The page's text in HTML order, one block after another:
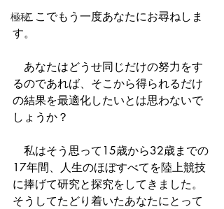
極秘
ここでもう一度あなたにお尋ねしま
す。
あなたはどうせ同じだけの努力をす
るのであれば、そこから得られるだけ
の結果を最適化したいとは思わないで
しょうか？
私はそう思って15歳から32歳までの
17年間、人生のほぼすべてを陸上競技
に捧げて研究と探究をしてきました。
そうしてたどり着いたあなたにとって